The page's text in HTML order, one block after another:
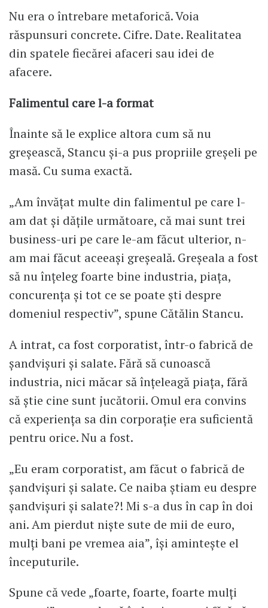
Nu era o întrebare metaforică. Voia
răspunsuri concrete. Cifre. Date. Realitatea
din spatele fiecărei afaceri sau idei de
afacere.
Falimentul care l-a format
Înainte să le explice altora cum să nu
greșească, Stancu și-a pus propriile greșeli pe
masă. Cu suma exactă.
„Am învățat multe din falimentul pe care l-
am dat și dățile următoare, că mai sunt trei
business-uri pe care le-am făcut ulterior, n-
am mai făcut aceeași greșeală. Greșeala a fost
să nu înțeleg foarte bine industria, piața,
concurența și tot ce se poate ști despre
domeniul respectiv”, spune Cătălin Stancu.
A intrat, ca fost corporatist, într-o fabrică de
șandvișuri și salate. Fără să cunoască
industria, nici măcar să înțeleagă piața, fără
să știe cine sunt jucătorii. Omul era convins
că experiența sa din corporație era suficientă
pentru orice. Nu a fost.
„Eu eram corporatist, am făcut o fabrică de
șandvișuri și salate. Ce naiba știam eu despre
șandvișuri și salate?! Mi s-a dus în cap în doi
ani. Am pierdut niște sute de mii de euro,
mulți bani pe vremea aia”, își amintește el
începuturile.
Spune că vede „foarte, foarte, foarte mulți